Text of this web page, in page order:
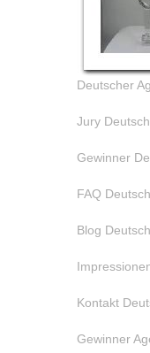
Deutscher
Jury
Gewinner
FAQ
Blog
Kontakt
Gewinner